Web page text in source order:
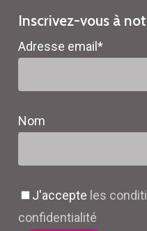
Inscrivez-vous à
Adresse email*
Nom
J'accepte les
confidentialité